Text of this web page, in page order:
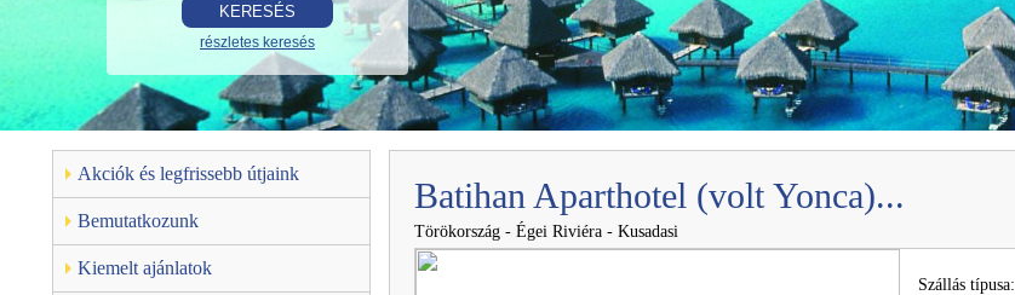
részletes keresés
Akciók és legfrissebb útjaink
Bemutatkozunk
Kiemelt ajánlatok
Batihan Aparthotel (volt Yonca)...
Törökország - Égei Riviéra - Kusadasi
Szállás típusa: